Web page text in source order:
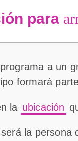
para
a un
formará
la ubicación
la persona